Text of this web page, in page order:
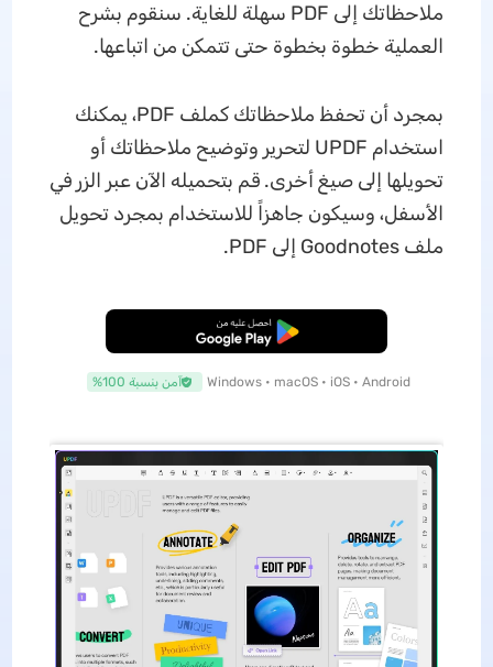
ملاحظاتك إلى PDF سهلة للغاية. سنقوم بشرح
العملية خطوة بخطوة حتى تتمكن من اتباعها.
بمجرد أن تحفظ ملاحظاتك كملف PDF، يمكنك
استخدام UPDF لتحرير وتوضيح ملاحظاتك أو
تحويلها إلى صيغ أخرى. قم بتحميله الآن عبر الزر في
الأسفل، وسيكون جاهزاً للاستخدام بمجرد تحويل
ملف Goodnotes إلى PDF.
تنزيل مجاني
Windows • macOS • iOS • Android آمن بنسبة 100%